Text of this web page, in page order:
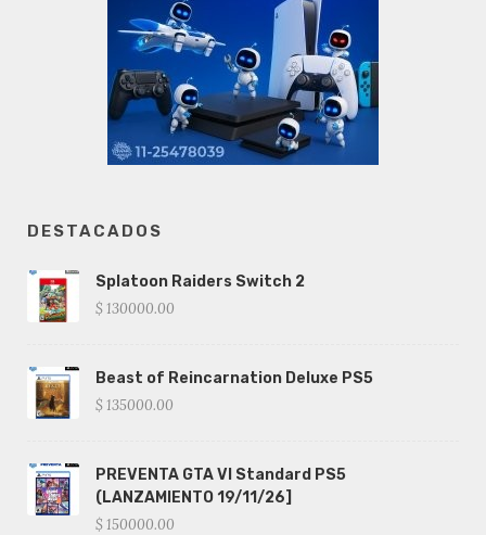
DESTACADOS
Splatoon Raiders Switch 2
$ 130000.00
Beast of Reincarnation Deluxe PS5
$ 135000.00
PREVENTA GTA VI Standard PS5
(LANZAMIENTO 19/11/26]
$ 150000.00